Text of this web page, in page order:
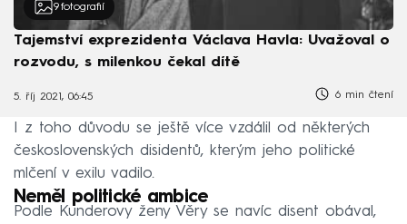
9 fotografií
Tajemství exprezidenta Václava Havla: Uvažoval o
rozvodu, s milenkou čekal dítě
5. říj 2021, 06:45 6 min čtení
I z toho důvodu se ještě více vzdálil od některých
československých disidentů, kterým jeho politické
mlčení v exilu vadilo.
Neměl politické ambice
Podle Kunderovy ženy Věry se navíc disent obával,